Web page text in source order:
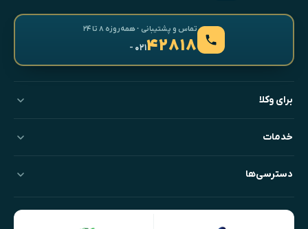
تماس و پشتیبانی · همه‌روزه ۸ تا ۲۴
۴۲۸۱۸- ۰۲۱
برای وکلا
خدمات
دسترسی‌ها